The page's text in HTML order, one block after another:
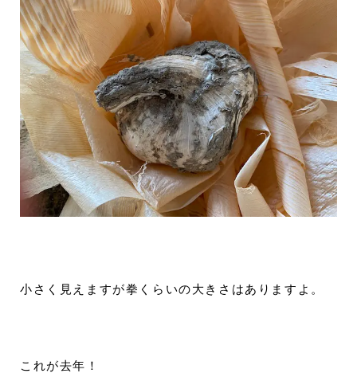
小さく見えますが拳くらいの大きさはありますよ。
これが去年！